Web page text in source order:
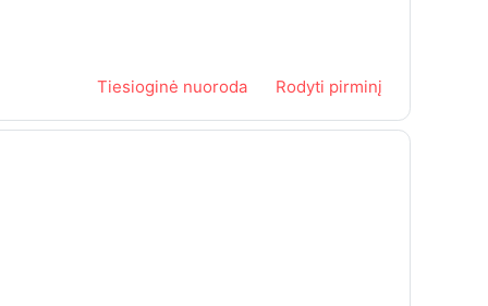
Tiesioginė nuoroda Rodyti pirminį